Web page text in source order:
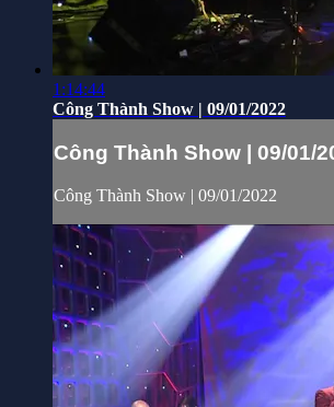
1:14:44
Công Thành Show | 09/01/2022
Công Thành Show | 09/01/
Công Thành Show | 09/01/2022